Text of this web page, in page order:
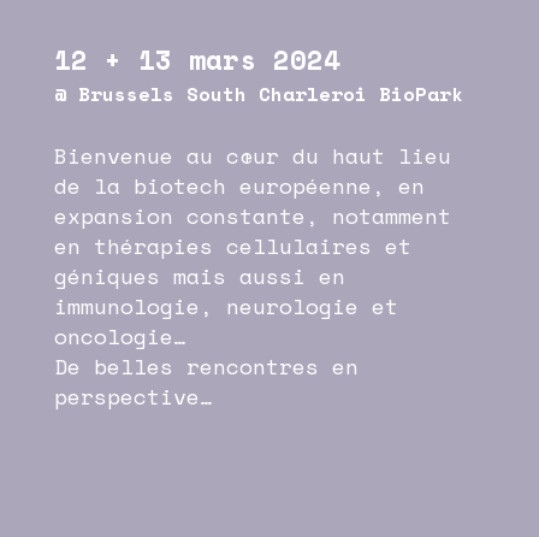
12 + 13 mars 2024
@ Brussels South Charleroi BioPark
Bienvenue au cœur du haut lieu
de la biotech européenne, en
expansion constante, notamment
en thérapies cellulaires et
géniques mais aussi en
immunologie, neurologie et
oncologie…
De belles rencontres en
perspective…